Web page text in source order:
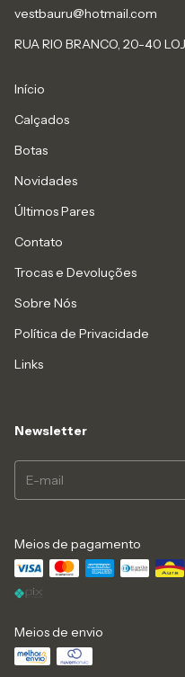
vestbauru@hotmail.com
RUA RIO BRANCO, 20-40
Início
Calçados
Botas
Novidades
Últimos Pares
Contato
Trocas e Devoluções
Sobre Nós
Política de Privacidade
Links
Newsletter
Meios de pagamento
Meios de envio